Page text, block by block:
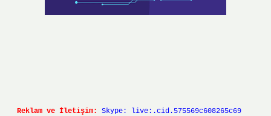
Reklam ve İletişim: Skype: live:.cid.575569c608265c69